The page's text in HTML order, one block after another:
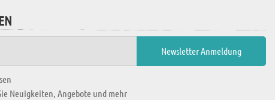
Neuigkeiten, Angebote und mehr